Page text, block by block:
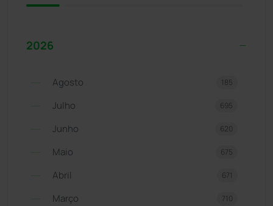
2026
Agosto 185
Julho 695
Junho 620
Maio 675
Abril 671
Março 710